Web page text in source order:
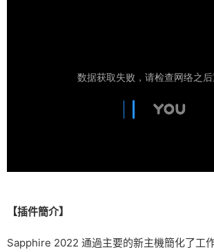
【插件簡介】
Sapphire 2022 通過主要的新主機簡化了工